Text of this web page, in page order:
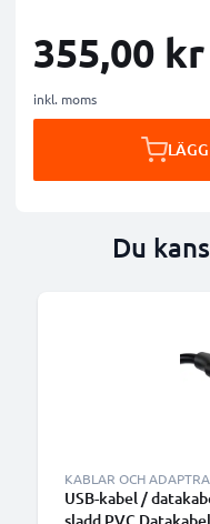
355,00 kr
inkl. moms
Du
KABLAR OCH
USB-kabel /